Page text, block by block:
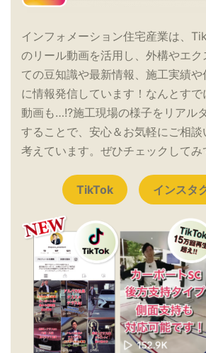
インフォメーション住宅産業は、
のリール動画を活用し、外構やエ
ての豆知識や最新情報、施工実績や
に情報発信しています！なんとす
動画も…!?施工現場の様子をリアル
することで、安心＆お気軽にご相談
考えています。ぜひチェックしてみ
TikTok インスタ